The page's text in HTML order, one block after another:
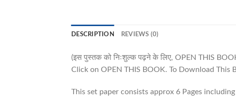
DESCRIPTION REVIEWS (0)
(इस पुस्तक को निःशुल्क पढ़ने के लिए, OPEN THIS
Click on OPEN THIS BOOK. To Download This
This set paper consists approx 6 Pages